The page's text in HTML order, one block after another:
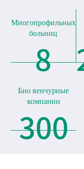
Многопрофильных
больниц
8
Био венчурные
компании
300